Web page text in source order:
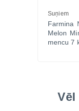
Suņiem
Farmina
Melon
mencu 7